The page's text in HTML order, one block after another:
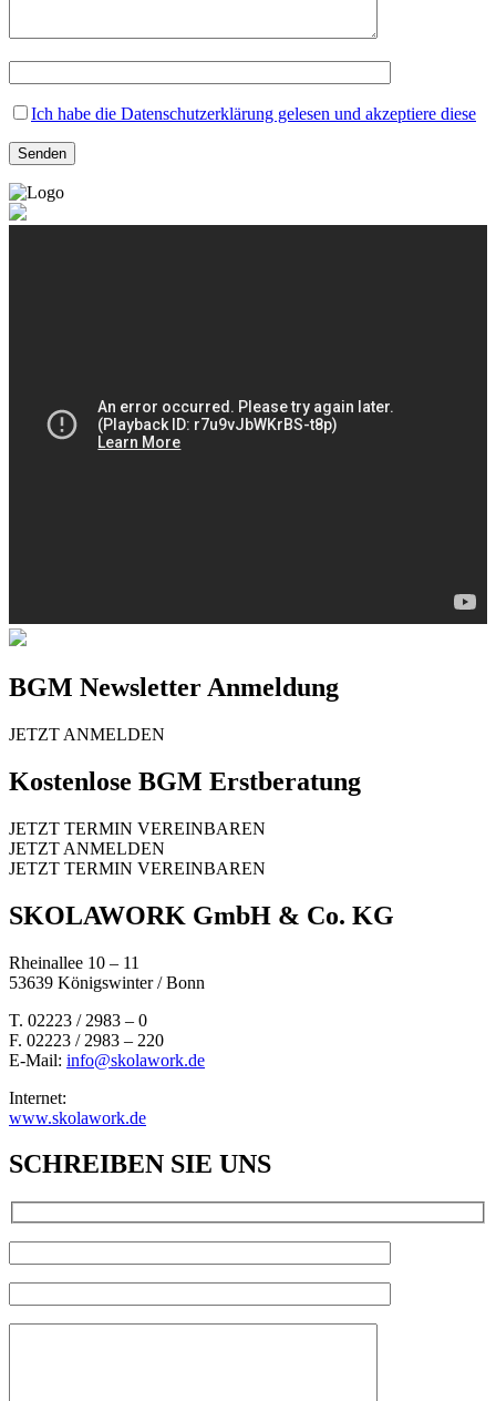
Ich habe die Datenschutzerklärung gelesen und akzeptiere diese
BGM Newsletter Anmeldung
JETZT ANMELDEN
Kostenlose BGM Erstberatung
JETZT TERMIN VEREINBAREN
JETZT ANMELDEN
JETZT TERMIN VEREINBAREN
SKOLAWORK GmbH & Co. KG
Rheinallee 10 – 11
53639 Königswinter / Bonn
T. 02223 / 2983 – 0
F. 02223 / 2983 – 220
E-Mail: info@skolawork.de
Internet:
www.skolawork.de
SCHREIBEN SIE UNS